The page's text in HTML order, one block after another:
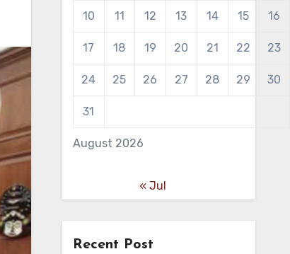
August 2026
10 11 12 13 14 15 16
17 18 19 20 21 22 23
24 25 26 27 28 29 30
31
« Jul
Recent Post